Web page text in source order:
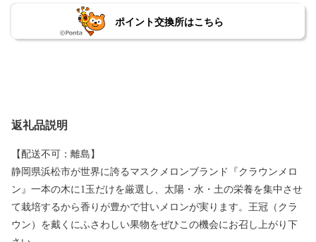
ポイント交換所はこちら
返礼品説明
【配送不可：離島】
静岡県浜松市が世界に誇るマスクメロンブランド『クラウンメロ
ン』一本の木に1玉だけを厳選し、太陽・水・土の栄養を集中させ
て栽培するから香りが豊かで甘いメロンが実ります。王冠（クラ
ウン）を戴くにふさわしい果物をぜひこの機会にお召し上がり下